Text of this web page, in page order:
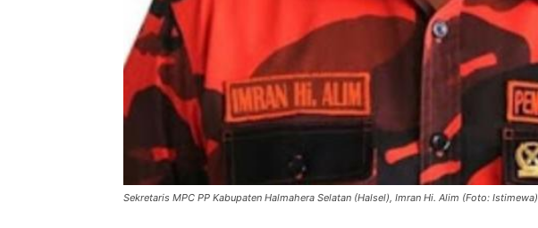
Sekretaris MPC PP Kabupaten Halmahera Selatan (Halsel), Imran Hi. Alim (Foto: Istimewa)